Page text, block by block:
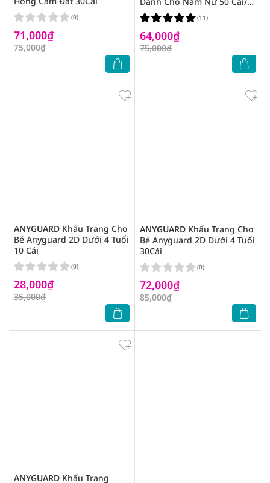
71,000₫
75,000₫
(0)
Hộp
64,000₫
75,000₫
(11)
ANYGUARD Khẩu Trang Cho
Bé Anyguard 2D Dưới 4 Tuổi
10 Cái
28,000₫
35,000₫
(0)
ANYGUARD Khẩu Trang Cho
Bé Anyguard 2D Dưới 4 Tuổi
30Cái
72,000₫
85,000₫
(0)
ANYGUARD Khẩu Trang